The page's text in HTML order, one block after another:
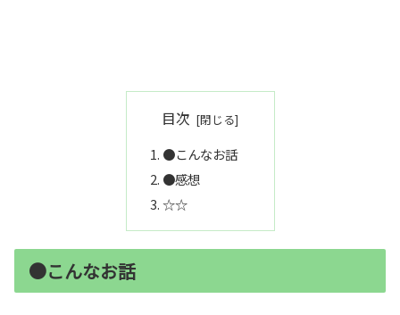
目次
●こんなお話
●感想
☆☆
●こんなお話